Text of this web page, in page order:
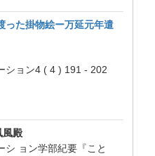
った掛物絵ー万延元年遣
ション4 ( 4 ) 191 - 202
風殿
シ ョン学部紀要『こと